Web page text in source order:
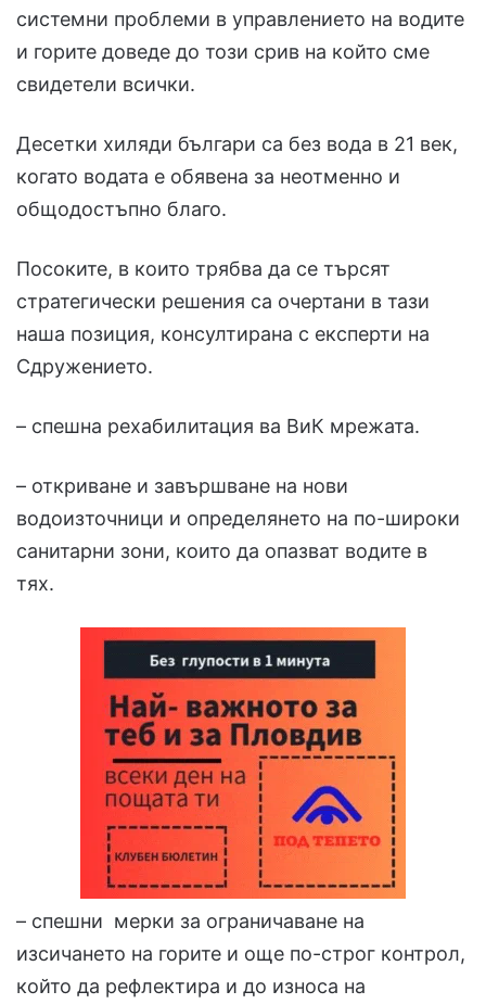
системни проблеми в управлението на водите
и горите доведе до този срив на който сме
свидетели всички.
Десетки хиляди българи са без вода в 21 век,
когато водата е обявена за неотменно и
общодостъпно благо.
Посоките, в които трябва да се търсят
стратегически решения са очертани в тази
наша позиция, консултирана с експерти на
Сдружението.
– спешна рехабилитация ва ВиК мрежата.
– откриване и завършване на нови
водоизточници и определянето на по-широки
санитарни зони, които да опазват водите в
тях.
– спешни мерки за ограничаване на
изсичането на горите и още по-строг контрол,
който да рефлектира и до износа на